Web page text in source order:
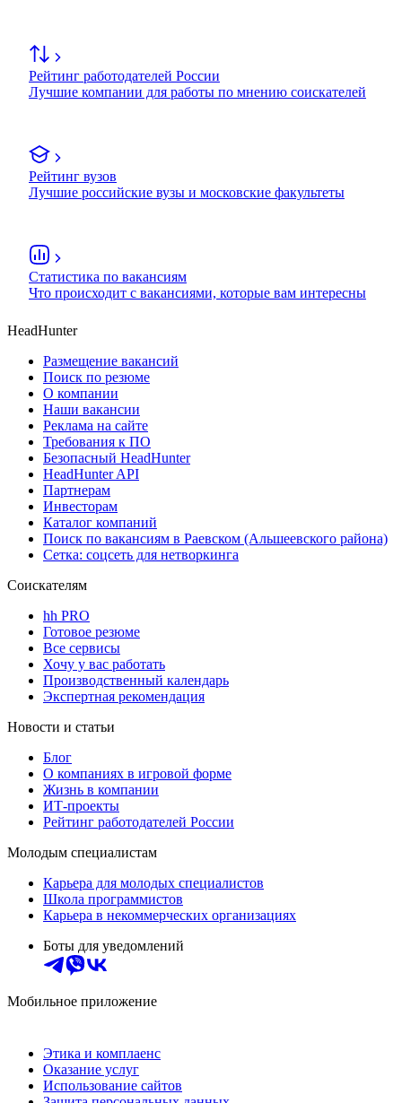
Рейтинг работодателей России
Лучшие компании для работы по мнению соискателей
Рейтинг вузов
Лучшие российские вузы и московские факультеты
Статистика по вакансиям
Что происходит с вакансиями, которые вам интересны
HeadHunter
Размещение вакансий
Поиск по резюме
О компании
Наши вакансии
Реклама на сайте
Требования к ПО
Безопасный HeadHunter
HeadHunter API
Партнерам
Инвесторам
Каталог компаний
Поиск по вакансиям в Раевском (Альшеевского района)
Сетка: соцсеть для нетворкинга
Соискателям
hh PRO
Готовое резюме
Все сервисы
Хочу у вас работать
Производственный календарь
Экспертная рекомендация
Новости и статьи
Блог
О компаниях в игровой форме
Жизнь в компании
ИТ-проекты
Рейтинг работодателей России
Молодым специалистам
Карьера для молодых специалистов
Школа программистов
Карьера в некоммерческих организациях
Боты для уведомлений
Мобильное приложение
Этика и комплаенс
Оказание услуг
Использование сайтов